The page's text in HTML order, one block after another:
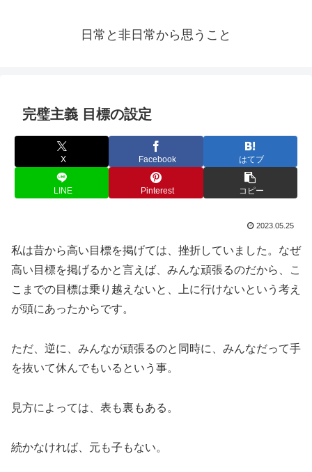
日常と非日常から思うこと
完璧主義 目標の設定
X Facebook はてブ
LINE Pinterest コピー
2023.05.25
私は昔から高い目標を掲げては、挫折していました。なぜ
高い目標を掲げるかと言えば、みんな頑張るのだから、こ
こまでの目標は乗り越えないと、上に行けないという考え
が頭にあったからです。
ただ、逆に、みんなが頑張るのと同時に、みんなだって手
を抜いて休んでもいるという事。
見方によっては、表も裏もある。
続かなければ、元も子もない。